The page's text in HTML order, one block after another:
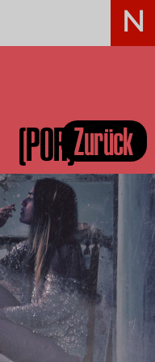
(POR)Zurück